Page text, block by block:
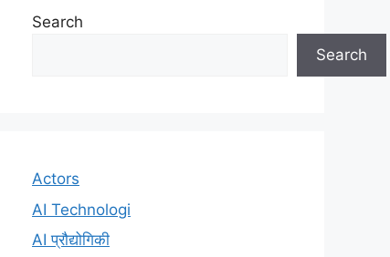
Search
Search
Actors
AI Technologi
AI प्रौद्योगिकी